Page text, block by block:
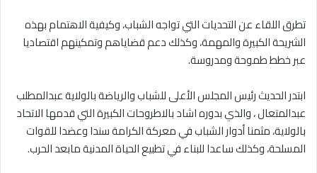
تطرق اللقاء عن التحديات التي تواجه الشباب، وكيفية الاهتمام بهذه
الشريحة الكبيرة والمهمة، وكذلك دعم قضاياهم وتمكينهم اقتصاديا
عبر خطط طموحة ومدروسة.
ابتدر الحديث رئيس المجلس الأعلى للشباب والرياضة بالولاية عبدالمطلب
عبدالمتعال ، والذي بدوره اشاد بالاطروحات الكبيرة التي قدمها الاتحاد
بالولاية، مثمنا أدوار الشباب في معركة الكرامة سندا وعضدا للقوات
المسلحة، وكذلك ساعدا للبناء في تطبيع الحياة المدنية مابعد الحرب.